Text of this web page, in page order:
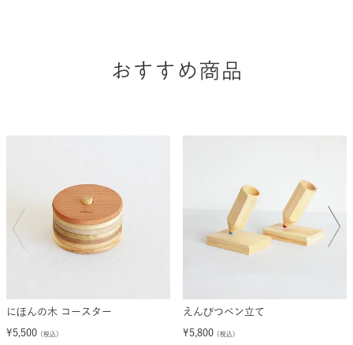
おすすめ商品
にほんの木 コースター
¥5,500 （税込）
えんぴつペン立て
¥5,800 （税込）